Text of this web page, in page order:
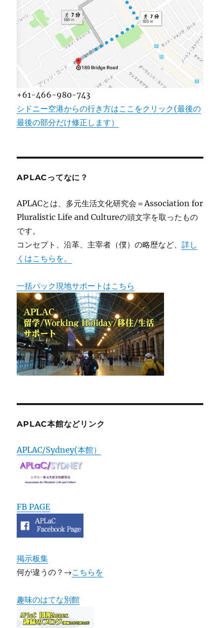
+61-466-980-743
シドニー空港からの行き方はここをクリック(最後の
最後の部分だけ修正します）
APLACってなに？
APLACとは、多元生活文化研究会＝Association for
Pluralistic Life and Cultureの頭文字を取ったもの
です。
コンセプト、沿革、主宰者（僕）の略歴など、詳し
くはこちらを。
一括パック現地サポートはこちら
APLAC本館などリンク
APLAC/Sydney(本館）
FB PAGE
掲示板集
何が違うの？→こちらを
趣味のはてな別館